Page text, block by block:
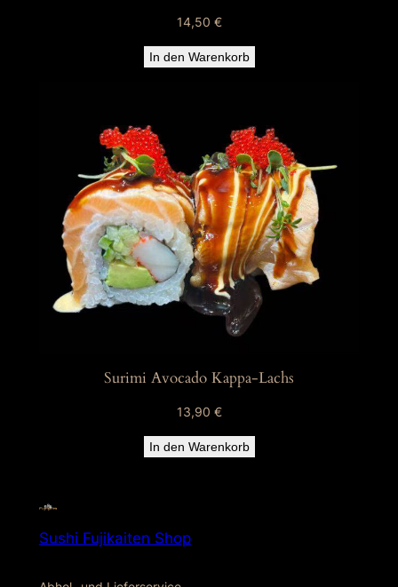
14,50 €
In den Warenkorb
Surimi Avocado Kappa-Lachs
13,90 €
In den Warenkorb
Sushi Fujikaiten Shop